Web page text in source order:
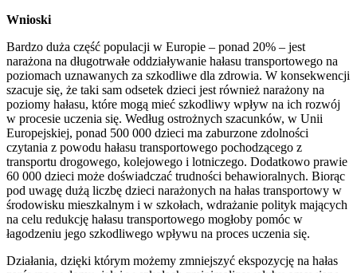
Wnioski
Bardzo duża część populacji w Europie – ponad 20% – jest
narażona na długotrwałe oddziaływanie hałasu transportowego na
poziomach uznawanych za szkodliwe dla zdrowia. W konsekwencji
szacuje się, że taki sam odsetek dzieci jest również narażony na
poziomy hałasu, które mogą mieć szkodliwy wpływ na ich rozwój
w procesie uczenia się. Według ostrożnych szacunków, w Unii
Europejskiej, ponad 500 000 dzieci ma zaburzone zdolności
czytania z powodu hałasu transportowego pochodzącego z
transportu drogowego, kolejowego i lotniczego. Dodatkowo prawie
60 000 dzieci może doświadczać trudności behawioralnych. Biorąc
pod uwagę dużą liczbę dzieci narażonych na hałas transportowy w
środowisku mieszkalnym i w szkołach, wdrażanie polityk mających
na celu redukcję hałasu transportowego mogłoby pomóc w
łagodzeniu jego szkodliwego wpływu na proces uczenia się.
Działania, dzięki którym możemy zmniejszyć ekspozycję na hałas